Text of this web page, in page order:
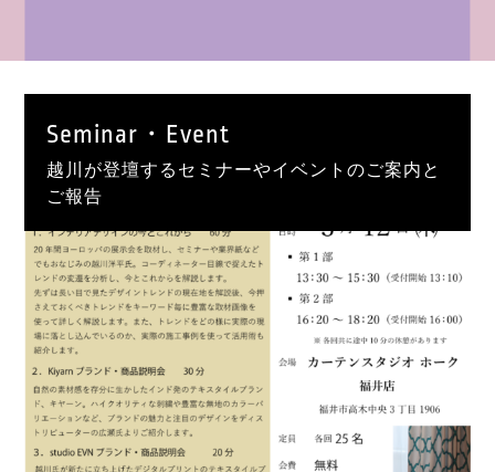
Seminar・Event
越川が登壇するセミナーやイベントのご案内と
ご報告